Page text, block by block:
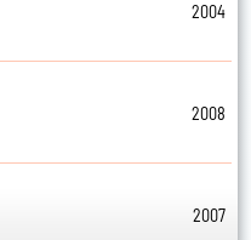
2004
2008
2007